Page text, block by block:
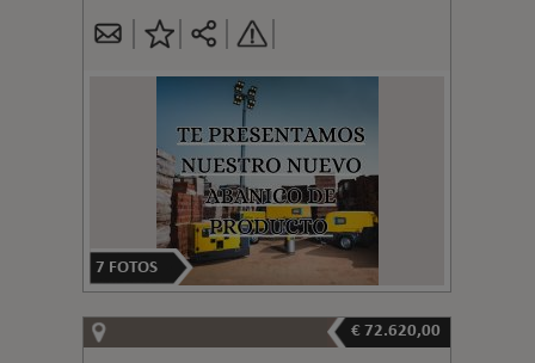
7 FOTOS
€ 72.620,00